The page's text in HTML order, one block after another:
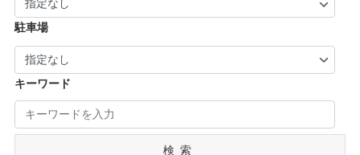
駐車場
キーワード
検索